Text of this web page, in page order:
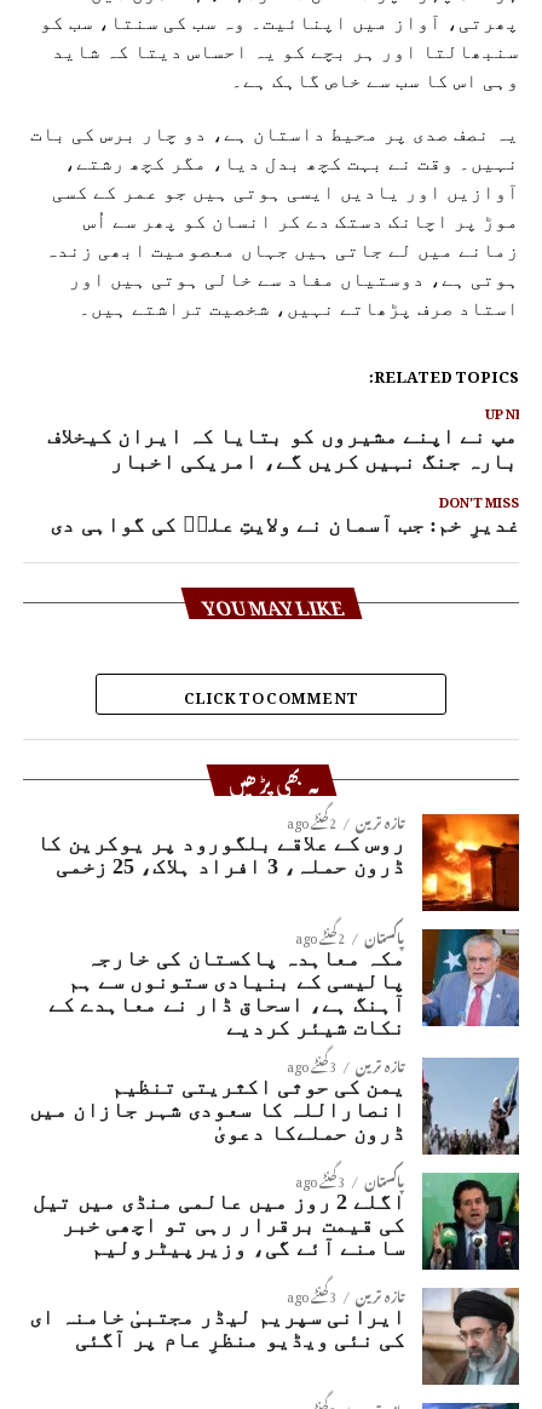
پھرتی، آواز میں اپنائیت۔ وہ سب کی سنتا، سب کو
سنبھالتا اور ہر بچے کو یہ احساس دیتا کہ شاید
وہی اس کا سب سے خاص گاہک ہے۔
یہ نصف صدی پر محیط داستان ہے، دو چار برس کی بات
نہیں۔ وقت نے بہت کچھ بدل دیا، مگر کچھ رشتے،
آوازیں اور یادیں ایسی ہوتی ہیں جو عمر کے کسی
موڑ پر اچانک دستک دے کر انسان کو پھر سے اُس
زمانے میں لے جاتی ہیں جہاں معصومیت ابھی زندہ
ہوتی ہے، دوستیاں مفاد سے خالی ہوتی ہیں اور
استاد صرف پڑھاتے نہیں، شخصیت تراشتے ہیں۔
RELATED TOPICS:
UP
نے اپنے مشیروں کو بتایا کہ ایران کیخلاف
جنگ نہیں کریں گے، امریکی اخبار
DON'T MISS
غدیرِ خم: جب آسمان نے ولایتِ علیؑ کی گواہی دی
YOU MAY LIKE
CLICK TO COMMENT
یہ بھی پڑھیں
تازہ ترین 2 گھنٹے ago
روس کے علاقے بلگورود پر یوکرین کا
ڈرون حملہ، 3 افراد ہلاک، 25 زخمی
پاکستان 2 گھنٹے ago
مکہ معاہدہ پاکستان کی خارجہ
پالیسی کے بنیادی ستونوں سے ہم
آہنگ ہے، اسحاق ڈار نے معاہدے کے
نکات شیئر کردیے
تازہ ترین 3 گھنٹے ago
یمن کی حوثی اکثریتی تنظیم
انصاراللہ کا سعودی شہر جازان میں
ڈرون حملےکا دعویٰ
پاکستان 3 گھنٹے ago
اگلے 2 روز میں عالمی منڈی میں تیل
کی قیمت برقرار رہی تو اچھی خبر
سامنے آئے گی، وزیرپیٹرولیم
تازہ ترین 3 گھنٹے ago
ایرانی سپریم لیڈر مجتبیٰ خامنہ ای
کی نئی ویڈیو منظرِ عام پر آگئی